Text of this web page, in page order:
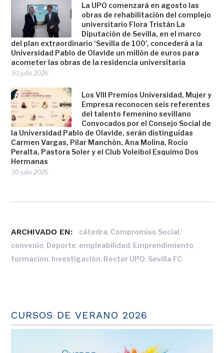
La UPO comenzará en agosto las
obras de rehabilitación del complejo
universitario Flora Tristán La
Diputación de Sevilla, en el marco
del plan extraordinario ‘Sevilla de 100’, concederá a la
Universidad Pablo de Olavide un millón de euros para
acometer las obras de la residencia universitaria
30 julio 2026
Los VIII Premios Universidad, Mujer y
Empresa reconocen seis referentes
del talento femenino sevillano
Convocados por el Consejo Social de
la Universidad Pablo de Olavide, serán distinguidas
Carmen Vargas, Pilar Manchón, Ana Molina, Rocío
Peralta, Pastora Soler y el Club Voleibol Esquimo Dos
Hermanas
30 julio 2026
ARCHIVADO EN: cátedra, Compromiso Social,
convenio, Deporte, empleabilidad, Emprendimiento,
formacion, Investigación, Rector UPO, Sevilla FC
CURSOS DE VERANO 2026